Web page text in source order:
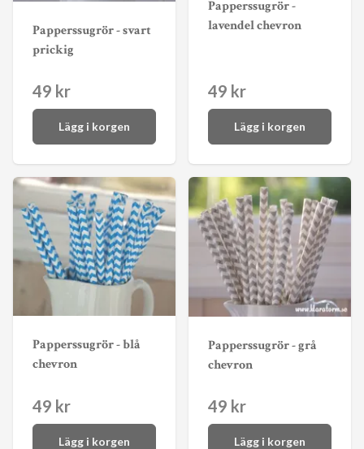
Papperssugrör - svart
prickig
49 kr
Lägg i korgen
Papperssugrör -
lavendel chevron
49 kr
Lägg i korgen
Papperssugrör - blå
chevron
49 kr
Lägg i korgen
Papperssugrör - grå
chevron
49 kr
Lägg i korgen